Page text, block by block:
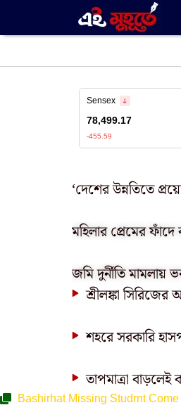
‘দেশের উন্নতিতে
মহিলার প্রেমের
জমি দুর্নীতি
শ্রীলঙ্কা
শহরে সরকারি
তাপমাত্রা বাড়লেই
Bashirhat Missing Studrnt